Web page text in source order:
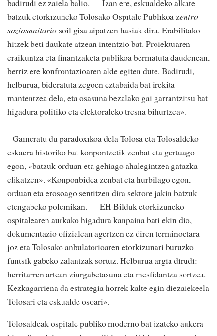
badirudi ez zaiela balio. Izan ere, eskualdeko alkate
batzuk etorkizuneko Tolosako Ospitale Publikoa zentro
soziosanitario soil gisa aipatzen hasiak dira. Erabilitako
hitzek beti daukate atzean intentzio bat. Proiektuaren
eraikuntza eta finantzaketa publikoa bermatuta daudenean,
berriz ere konfrontazioaren alde egiten dute. Badirudi,
helburua, bideratuta zegoen eztabaida bat irekita
mantentzea dela, eta osasuna bezalako gai garrantzitsu bat
higadura politiko eta elektoraleko tresna bihurtzea».
Gaineratu du paradoxikoa dela Tolosa eta Tolosaldeko
eskaera historiko bat konpontzetik zenbat eta gertuago
egon, «batzuk orduan eta gehiago ahalegintzea gatazka
elikatzen». «Konponbidea zenbat eta hurbilago egon,
orduan eta erosoago sentitzen dira sektore jakin batzuk
etengabeko polemikan. EH Bilduk etorkizuneko
ospitalearen aurkako higadura kanpaina bati ekin dio,
dokumentazio ofizialean agertzen ez diren terminoetara
joz eta Tolosako anbulatorioaren etorkizunari buruzko
funtsik gabeko zalantzak sortuz. Helburua argia dirudi:
herritarren artean ziurgabetasuna eta mesfidantza sortzea.
Kezkagarriena da estrategia horrek kalte egin diezaiekeela
Tolosari eta eskualde osoari».
Tolosaldeak ospitale publiko moderno bat izateko aukera